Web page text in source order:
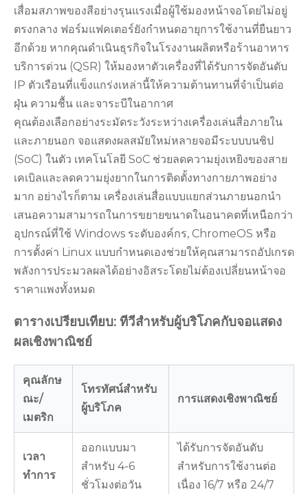
เสื่อมสภาพของสีอย่างรุนแรงเมื่อผู้ใช้มองหน้าจอโดยไม่อยู่
ตรงกลาง ฟอร์มแฟคเตอร์ยังกำหนดอายุการใช้งานที่ยืนยาว
อีกด้วย หากคุณดำเนินธุรกิจในโรงงานผลิตหรือร้านอาหาร
บริการด่วน (QSR) ให้มองหาตัวเครื่องที่ได้รับการจัดอันดับ
IP ตัวเรือนที่แข็งแกร่งเหล่านี้ให้ความต้านทานที่จำเป็นต่อ
ฝุ่น ความชื้น และจาระบีในอากาศ
คุณต้องเลือกอย่างระมัดระวังระหว่างเครื่องเล่นสื่อภายใน
และภายนอก จอแสดงผลสมัยใหม่หลายจอมีระบบบนชิป
(SoC) ในตัว เทคโนโลยี SoC ช่วยลดความยุ่งเหยิงของสาย
เคเบิลและลดความยุ่งยากในการติดตั้งทางกายภาพอย่าง
มาก อย่างไรก็ตาม เครื่องเล่นสื่อแบบแยกส่วนภายนอกนำ
เสนอความสามารถในการขยายขนาดในอนาคตที่เหนือกว่า
อุปกรณ์ที่ใช้ Windows ระดับองค์กร, ChromeOS หรือ
การตั้งค่า Linux แบบกำหนดเองช่วยให้คุณสามารถอัปเกรด
พลังการประมวลผลได้อย่างอิสระโดยไม่ต้องเปลี่ยนหน้าจอ
ราคาแพงทั้งหมด
ตารางเปรียบเทียบ: ทีวีสำหรับผู้บริโภคกับจอแสดง
ผลเชิงพาณิชย์
คุณลักษ
ณะ/
เมตริก
โทรทัศน์สำหรับ
ผู้บริโภค
การแสดงเชิงพาณิชย์
เวลา
ทำการ
ออกแบบมา
สำหรับ 4-6
ชั่วโมงต่อวัน
ได้รับการจัดอันดับ
สำหรับการใช้งานต่อ
เนื่อง 16/7 หรือ 24/7